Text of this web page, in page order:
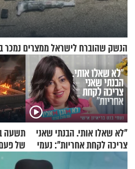
הנשק שהוברח לישראל ממצרים נמכר
"לא שאלו אותי. הבנתי שאני
צריכה לקחת אחריות": נעמי
בנט בריאיון אישי
תשעה
של